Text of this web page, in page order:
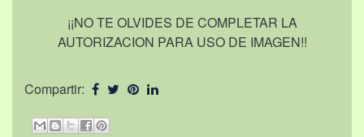
¡¡NO TE OLVIDES DE COMPLETAR LA
AUTORIZACION PARA USO DE IMAGEN!!
Compartir: